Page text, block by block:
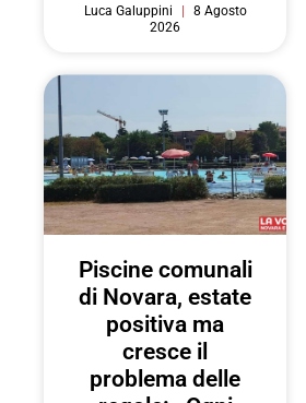
Luca Galuppini
8 Agosto
2026
Piscine comunali
di Novara, estate
positiva ma
cresce il
problema delle